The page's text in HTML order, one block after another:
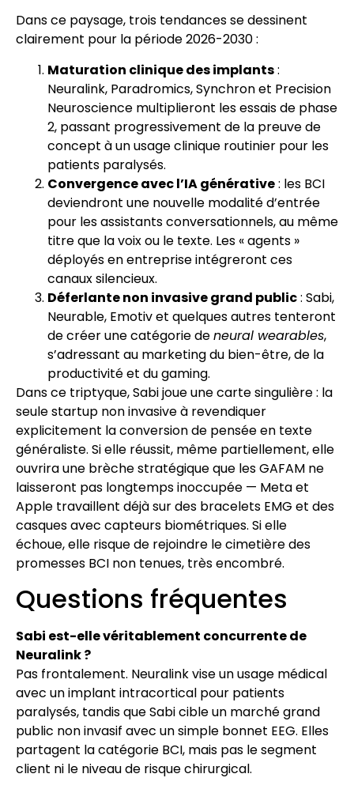
Dans ce paysage, trois tendances se dessinent
clairement pour la période 2026-2030 :
Maturation clinique des implants:
Neuralink, Paradromics, Synchron et Precision
Neuroscience multiplieront les essais de phase
2, passant progressivement de la preuve de
concept à un usage clinique routinier pour les
patients paralysés.
Convergence avec l’IA générative: les BCI
deviendront une nouvelle modalité d’entrée
pour les assistants conversationnels, au même
titre que la voix ou le texte. Les « agents »
déployés en entreprise intégreront ces
canaux silencieux.
Déferlante non invasive grand public: Sabi,
Neurable, Emotiv et quelques autres tenteront
de créer une catégorie deneural wearables,
s’adressant au marketing du bien-être, de la
productivité et du gaming.
Dans ce triptyque, Sabi joue une carte singulière : la
seule startup non invasive à revendiquer
explicitement la conversion de pensée en texte
généraliste. Si elle réussit, même partiellement, elle
ouvrira une brèche stratégique que les GAFAM ne
laisseront pas longtemps inoccupée — Meta et
Apple travaillent déjà sur des bracelets EMG et des
casques avec capteurs biométriques. Si elle
échoue, elle risque de rejoindre le cimetière des
promesses BCI non tenues, très encombré.
Questions fréquentes
Sabi est-elle véritablement concurrente de
Neuralink ?
Pas frontalement. Neuralink vise un usage médical
avec un implant intracortical pour patients
paralysés, tandis que Sabi cible un marché grand
public non invasif avec un simple bonnet EEG. Elles
partagent la catégorie BCI, mais pas le segment
client ni le niveau de risque chirurgical.